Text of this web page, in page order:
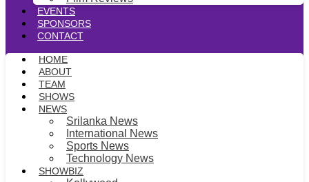
EVENTS
SPONSORS
CONTACT
HOME
ABOUT
TEAM
SHOWS
NEWS
Srilanka News
International News
Sports News
Technology News
SHOWBIZ